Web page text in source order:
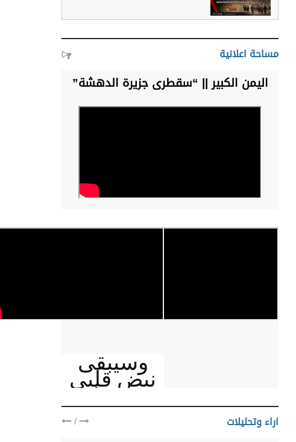
مساحة اعلانية
اليمن الكبير || “سقطرى جزيرة الدهشة”
وسيبقى
نبض قلبي
يمنيا
اراء وتحليلات /